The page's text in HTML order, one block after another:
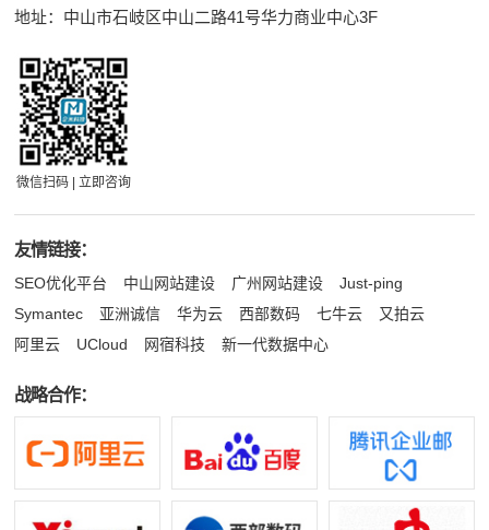
地址：中山市石岐区中山二路41号华力商业中心3F
微信扫码 | 立即咨询
友情链接：
SEO优化平台 中山网站建设 广州网站建设
Just-ping
Symantec
亚洲诚信 华为云 西部数码 七牛云
又拍云
阿里云
UCloud 网宿科技 新一代数据中心
战略合作：